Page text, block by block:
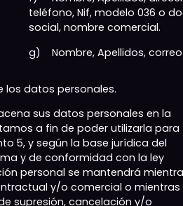
teléfono, Nif, modelo 036 o
social, nombre comercial.
g) Nombre, Apellidos,
los datos personales.
sus datos personales en la
a fin de poder utilizarla para
5, y según la base jurídica del
y de conformidad con la ley
personal se mantendrá
y/o comercial o mientras
supresión, cancelación y/o